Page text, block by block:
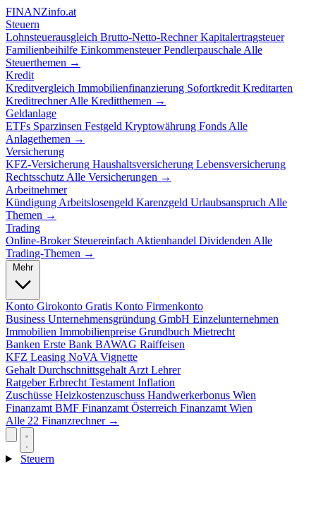
FINANZinfo.at
Steuern
Lohnsteuerausgleich Brutto-Netto-RechnerKapitalertragsteuer
Familienbeihilfe EinkommensteuerPendlerpauschale Alle
Steuerthemen →
Kredit
Kreditvergleich Immobilienfinanzierung Sofortkredit Kreditarten
KreditrechnerAlle Kreditthemen →
Geldanlage
ETFs Sparzinsen Festgeld Kryptowährung Fonds Alle
Anlagethemen →
Versicherung
KFZ-Versicherung Haushaltsversicherung Lebensversicherung
Rechtsschutz Alle Versicherungen →
Arbeitnehmer
Kündigung Arbeitslosengeld Karenzgeld Urlaubsanspruch Alle
Themen →
Trading
Online-Broker Steuereinfach Aktienhandel Dividenden Alle
Trading-Themen →
Mehr
Konto Girokonto Gratis Konto Firmenkonto
Business Unternehmensgründung GmbH Einzelunternehmen
Immobilien Immobilienpreise Grundbuch Mietrecht
Banken Erste Bank BAWAG Raiffeisen
KFZ Leasing NoVA Vignette
Gehalt Durchschnittsgehalt Arzt Lehrer
RatgeberErbrecht Testament Inflation
Zuschüsse Heizkostenzuschuss Handwerkerbonus Wien
Finanzamt BMF Finanzamt Österreich Finanzamt Wien
Alle 22 Finanzrechner →
Steuern